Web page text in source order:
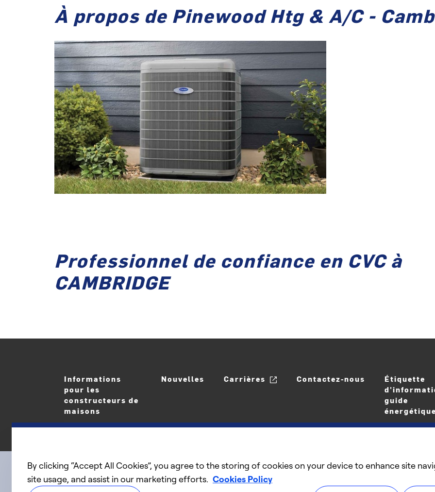
À propos de Pinewood Htg & A/C -
Professionnel de confiance en CVC à
CAMBRIDGE
Informations
pour les
constructeurs de
maisons
Nouvelles Carrières Contactez-nous
Étiquette
guide
énergétique
©2025 Carrier. Tous droits réservés.
By clicking “Accept All Cookies”, you agree to the storing of cookies on your device to enhance site
site usage, and assist in our marketing efforts. Cookies Policy